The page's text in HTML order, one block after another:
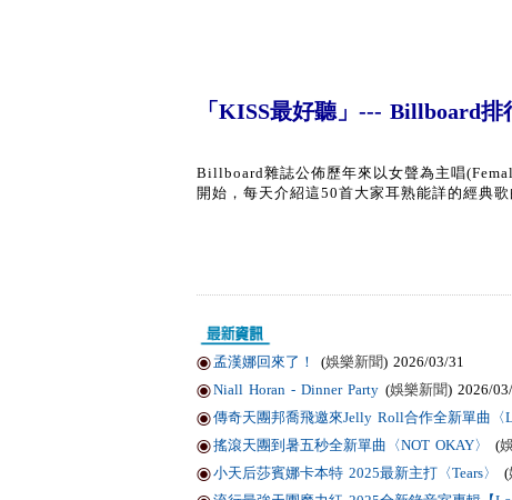
「KISS最好聽」--- Billboard
Billboard雜誌公佈歷年來以女聲為主唱
開始，每天介紹這50首大家耳熟能詳的經典
孟漢娜回來了！ (娛樂新聞) 2026/03/31
Niall Horan - Dinner Party (娛樂新聞) 2026/
傳奇天團邦喬飛邀來Jelly Roll合作全新單曲〈
搖滾天團到暑五秒全新單曲〈NOT OKAY〉
(
小天后莎賓娜卡本特 2025最新主打〈Tears〉
(